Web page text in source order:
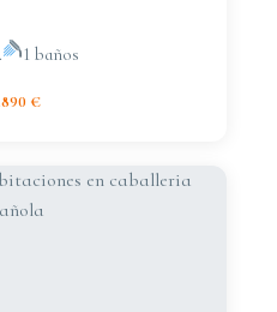
1 baños
€